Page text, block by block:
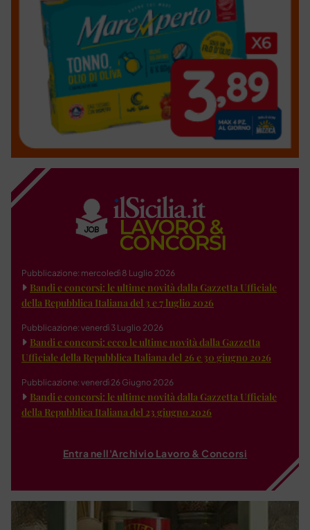
Pubblicazione: mercoledì 8 Luglio 2026
Bandi e concorsi: le ultime novità dalla Gazzetta Ufficiale
della Repubblica Italiana del 3 e 7 luglio 2026
Pubblicazione: venerdì 3 Luglio 2026
Bandi e concorsi: ecco le ultime novità dalla Gazzetta
Ufficiale della Repubblica Italiana del 26 e 30 giugno 2026
Pubblicazione: venerdì 26 Giugno 2026
Bandi e concorsi: le ultime novità dalla Gazzetta Ufficiale
della Repubblica Italiana del 23 giugno 2026
Entra nell'Archivio Lavoro & Concorsi